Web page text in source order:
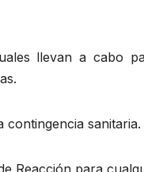
llevan a cabo
sanitaria.